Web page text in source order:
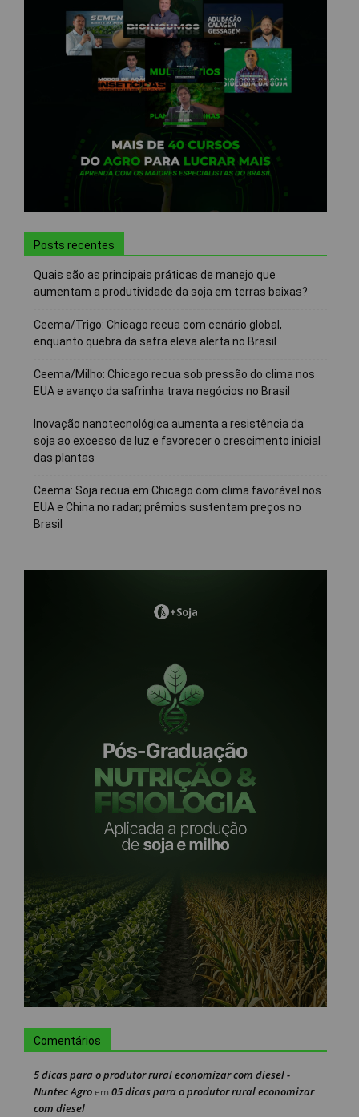
Posts recentes
Quais são as principais práticas de manejo que
aumentam a produtividade da soja em terras baixas?
Ceema/Trigo: Chicago recua com cenário global,
enquanto quebra da safra eleva alerta no Brasil
Ceema/Milho: Chicago recua sob pressão do clima nos
EUA e avanço da safrinha trava negócios no Brasil
Inovação nanotecnológica aumenta a resistência da
soja ao excesso de luz e favorecer o crescimento inicial
das plantas
Ceema: Soja recua em Chicago com clima favorável nos
EUA e China no radar; prêmios sustentam preços no
Brasil
Comentários
5 dicas para o produtor rural economizar com diesel -
Nuntec Agroem 05 dicas para o produtor rural economizar
com diesel